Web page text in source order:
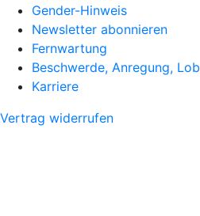
Gender-Hinweis
Newsletter abonnieren
Fernwartung
Beschwerde, Anregung, Lob
Karriere
Vertrag widerrufen